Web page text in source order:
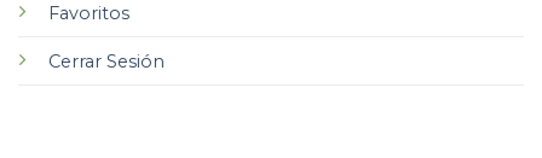
Favoritos
Cerrar Sesión